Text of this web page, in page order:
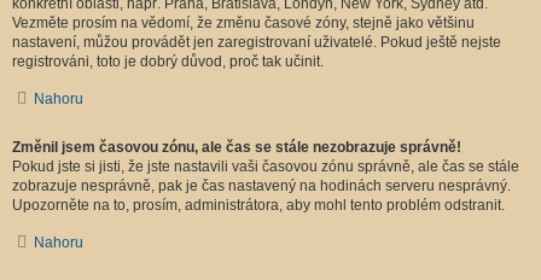
konkrétní oblasti, např. Praha, Bratislava, Londýn, New York, Sydney atd.
Vezměte prosím na vědomí, že změnu časové zóny, stejně jako většinu
nastavení, můžou provádět jen zaregistrovaní uživatelé. Pokud ještě nejste
registrováni, toto je dobrý důvod, proč tak učinit.
Nahoru
Změnil jsem časovou zónu, ale čas se stále nezobrazuje správně!
Pokud jste si jisti, že jste nastavili vaši časovou zónu správně, ale čas se stále
zobrazuje nesprávně, pak je čas nastavený na hodinách serveru nesprávný.
Upozorněte na to, prosím, administrátora, aby mohl tento problém odstranit.
Nahoru